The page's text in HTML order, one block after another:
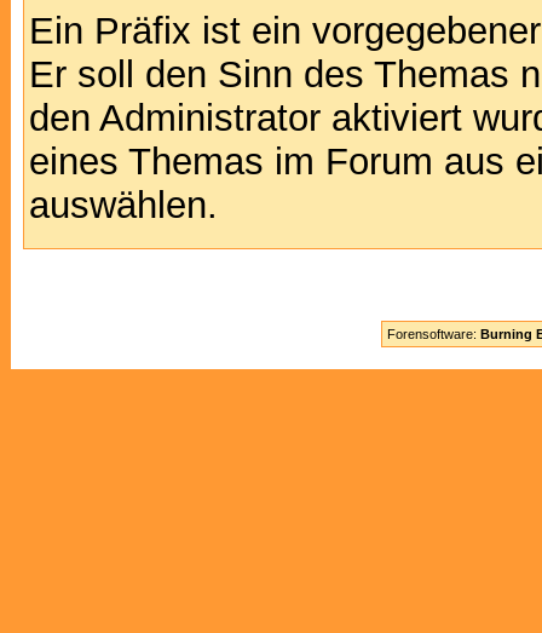
Ein Präfix ist ein
Er soll den Sinn des Themas
den Administrator aktiviert
eines Themas im Forum aus
auswählen.
Forensoftware: Burning